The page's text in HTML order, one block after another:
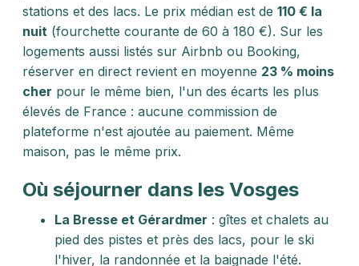
stations et des lacs. Le prix médian est de 110 € la
nuit (fourchette courante de 60 à 180 €). Sur les
logements aussi listés sur Airbnb ou Booking,
réserver en direct revient en moyenne 23 % moins
cher pour le même bien, l'un des écarts les plus
élevés de France : aucune commission de
plateforme n'est ajoutée au paiement. Même
maison, pas le même prix.
Où séjourner dans les Vosges
La Bresse et Gérardmer : gîtes et chalets au
pied des pistes et près des lacs, pour le ski
l'hiver, la randonnée et la baignade l'été.